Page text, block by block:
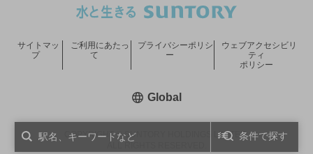
条件で探す
COPYRIGHT © SUNTORY HOLDINGS LIMITED.
サイトマッ
プ
ご利用にあたっ
て
プライバシーポリシ
ー
ウェブアクセシビリ
ティ
ポリシー
Global新しいウィンドウで開く